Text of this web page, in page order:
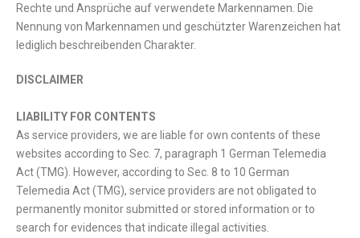
Rechte und Ansprüche auf verwendete Markennamen. Die
Nennung von Markennamen und geschützter Warenzeichen hat
lediglich beschreibenden Charakter.
DISCLAIMER
LIABILITY FOR CONTENTS
As service providers, we are liable for own contents of these
websites according to Sec. 7, paragraph 1 German Telemedia
Act (TMG). However, according to Sec. 8 to 10 German
Telemedia Act (TMG), service providers are not obligated to
permanently monitor submitted or stored information or to
search for evidences that indicate illegal activities.